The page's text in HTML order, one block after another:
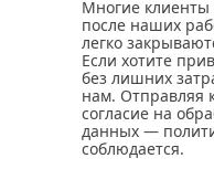
Многие клиенты
после наших
легко
Если хотите
без лишних
нам. Отправляя
согласие на
данных —
соблюдается.